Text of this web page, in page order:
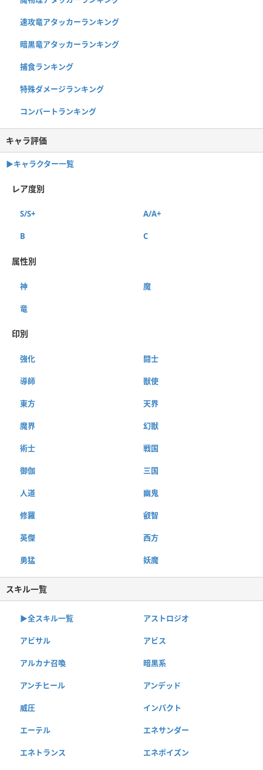
速攻竜アタッカーランキング
暗黒竜アタッカーランキング
捕食ランキング
特殊ダメージランキング
コンバートランキング
キャラ評価
▶︎キャラクター一覧
レア度別
S/S+ A/A+
B C
属性別
神 魔
竜
印別
強化 闘士
導師 獣使
東方 天界
魔界 幻獣
術士 戦国
御伽 三国
人道 幽鬼
修羅 叡智
英傑 西方
勇猛 妖魔
スキル一覧
▶︎全スキル一覧 アストロジオ
アビサル アビス
アルカナ召喚 暗黒系
アンチヒール アンデッド
威圧 インパクト
エーテル エネサンダー
エネトランス エネポイズン